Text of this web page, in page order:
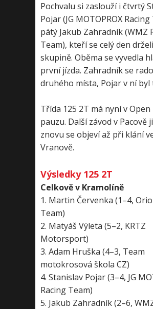
Pochvalu si zaslouží i čtvrtý
Pojar (JG MOTOPROX
pátý Jakub Zahradník (WMZ
Team), kteří se celý den
skupině. Oběma se vyvedla
první jízda. Zahradník se
druhého místa, Pojar v ní byl
Třída 125 2T má nyní v Open
pauzu. Další závod v Pacově
znovu se objeví až při klání
Vranově.
Výsledky 125 2T
Celkově v Kramolíně
1. Martin Červenka (1–4,
Team)
2. Matyáš Výleta (5–2, KRTZ
Motorsport)
3. Adam Hruška (4–3, Team
motokrosová škola CZ)
4. Stanislav Pojar (3–4, JG
Racing Team)
5. Jakub Zahradník (2–6,